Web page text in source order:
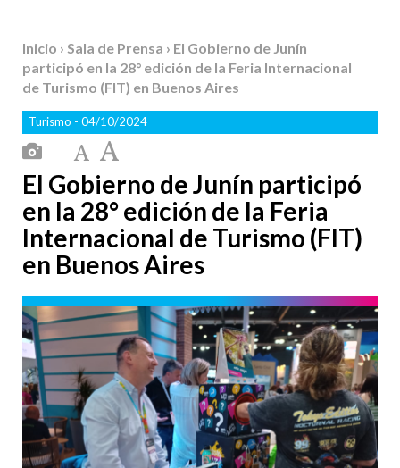
Inicio › Sala de Prensa › El Gobierno de Junín
participó en la 28° edición de la Feria Internacional
de Turismo (FIT) en Buenos Aires
Turismo - 04/10/2024
El Gobierno de Junín participó
en la 28° edición de la Feria
Internacional de Turismo (FIT)
en Buenos Aires